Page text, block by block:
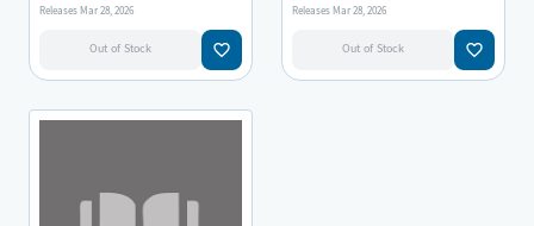
Releases Mar 28, 2026
Out of Stock favorite_border
Releases Mar 28, 2026
Out of Stock favorite_border